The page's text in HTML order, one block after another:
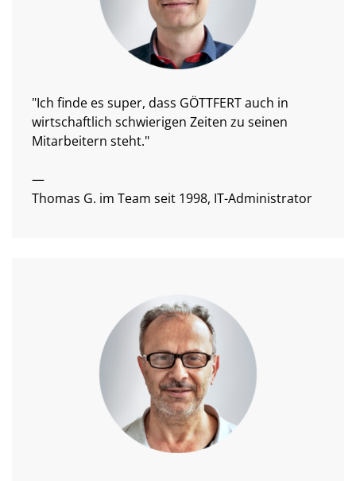
"Ich finde es super, dass GÖTTFERT auch in
wirtschaftlich schwierigen Zeiten zu seinen
Mitarbeitern steht."
—
Thomas G. im Team seit 1998, IT-Administrator